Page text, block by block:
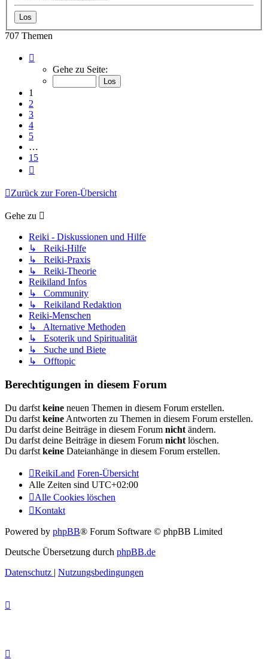
707 Themen
von
Gehe zu Seite:
1
2
3
4
5
…
15
Zurück zur Foren-Übersicht
Gehe zu
Reiki - Diskussionen und Hilfe
↳ Reiki-Hilfe
↳ Reiki-Praxis
↳ Reiki-Theorie
Reikiland Infos
↳ Community
↳ Reikiland Redaktion
Reiki-Menschen
↳ Alternative Methoden
↳ Esoterik und Spiritualität
↳ Suche und Biete
↳ Offtopic
Berechtigungen in diesem Forum
Du darfst keine neuen Themen in diesem Forum erstellen.
Du darfst keine Antworten zu Themen in diesem Forum erstellen.
Du darfst deine Beiträge in diesem Forum nicht ändern.
Du darfst deine Beiträge in diesem Forum nicht löschen.
Du darfst keine Dateianhänge in diesem Forum erstellen.
ReikiLand Foren-Übersicht
Alle Zeiten sind UTC+02:00
Alle Cookies löschen
Kontakt
Powered by phpBB® Forum Software © phpBB Limited
Deutsche Übersetzung durch phpBB.de
Datenschutz | Nutzungsbedingungen